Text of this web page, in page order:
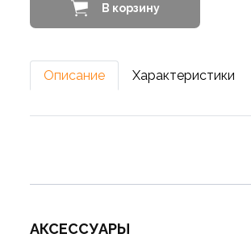
В корзину
Описание Характеристики
АКСЕССУАРЫ